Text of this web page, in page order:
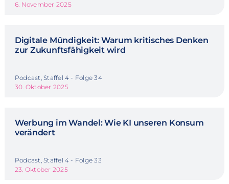
6. November 2025
Digitale Mündigkeit: Warum kritisches Denken
zur Zukunftsfähigkeit wird
Podcast, Staffel 4 - Folge 34
30. Oktober 2025
Werbung im Wandel: Wie KI unseren Konsum
verändert
Podcast, Staffel 4 - Folge 33
23. Oktober 2025